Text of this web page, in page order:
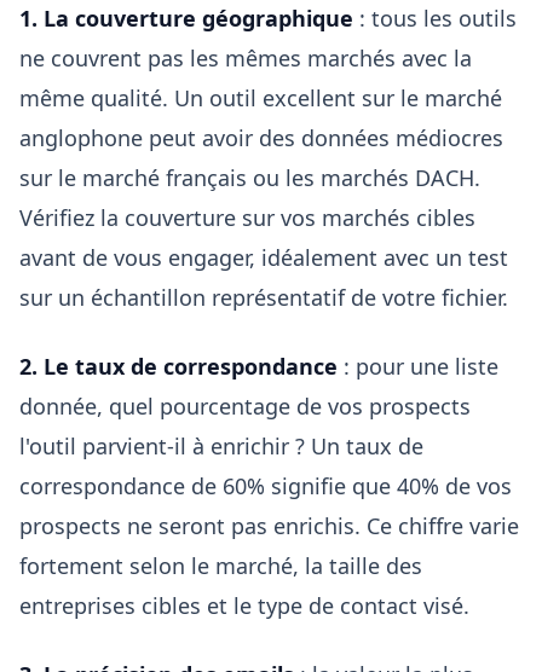
1. La couverture géographique : tous les outils
ne couvrent pas les mêmes marchés avec la
même qualité. Un outil excellent sur le marché
anglophone peut avoir des données médiocres
sur le marché français ou les marchés DACH.
Vérifiez la couverture sur vos marchés cibles
avant de vous engager, idéalement avec un test
sur un échantillon représentatif de votre fichier.
2. Le taux de correspondance : pour une liste
donnée, quel pourcentage de vos prospects
l'outil parvient-il à enrichir ? Un taux de
correspondance de 60% signifie que 40% de vos
prospects ne seront pas enrichis. Ce chiffre varie
fortement selon le marché, la taille des
entreprises cibles et le type de contact visé.